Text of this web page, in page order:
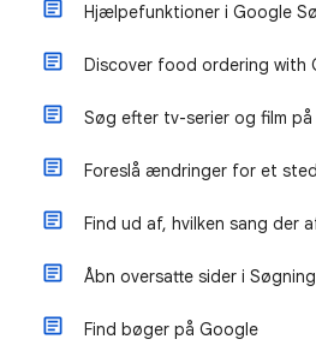
Hjælpefunktioner i Google
Discover food ordering with
Søg efter tv-serier og film
Foreslå ændringer for et
Find ud af, hvilken sang der
Åbn oversatte sider i Søgning
Find bøger på Google